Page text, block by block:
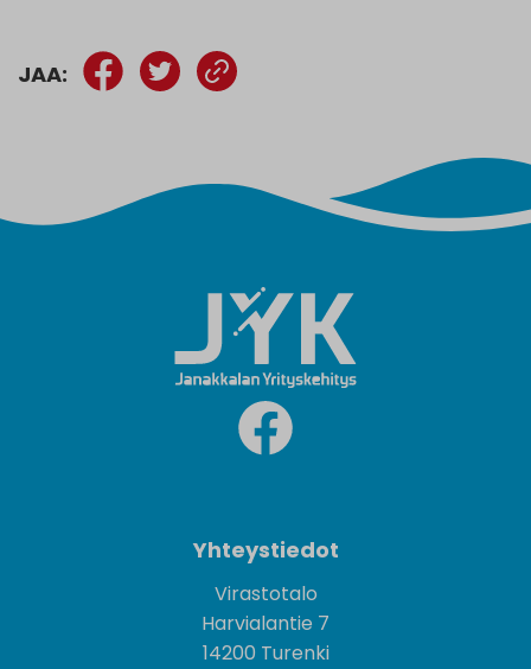
JAA:
Yhteystiedot
Virastotalo
Harvialantie 7
14200 Turenki